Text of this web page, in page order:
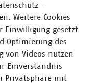
TK
ABFALLWIRTSCHAFT
Weitere Cookies
Einwilligung gesetzt
Optimierung des
von Videos nutzen
Einverständnis
Privatsphäre mit